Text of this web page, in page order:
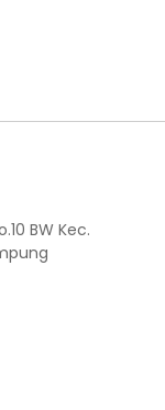
BW Kec.